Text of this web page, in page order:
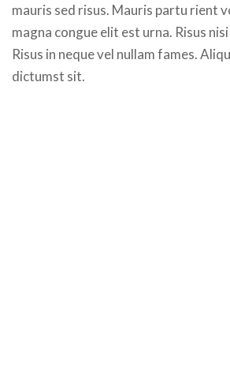
mauris sed risus. Mauris partu rient
magna congue elit est urna. Risus
Risus in neque vel nullam fames.
dictumst sit.